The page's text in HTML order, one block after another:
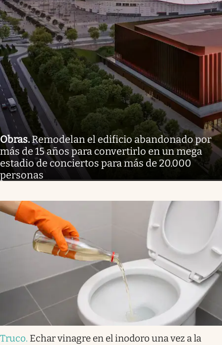
Obras.Remodelan el edificio abandonado por
más de 15 años para convertirlo en un mega
estadio de conciertos para más de 20.000
personas
Truco. Echar vinagre en el inodoro una vez a la